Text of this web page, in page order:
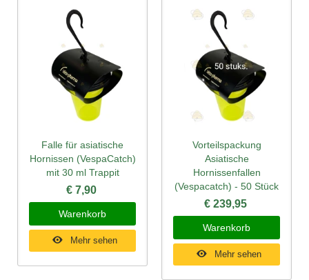
Falle für asiatische
Hornissen (VespaCatch)
mit 30 ml Trappit
€ 7,90
Warenkorb
Mehr sehen
Vorteilspackung
Asiatische
Hornissenfallen
(Vespacatch) - 50 Stück
€ 239,95
Warenkorb
Mehr sehen